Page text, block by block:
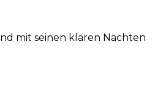
mit seinen klaren Nächten